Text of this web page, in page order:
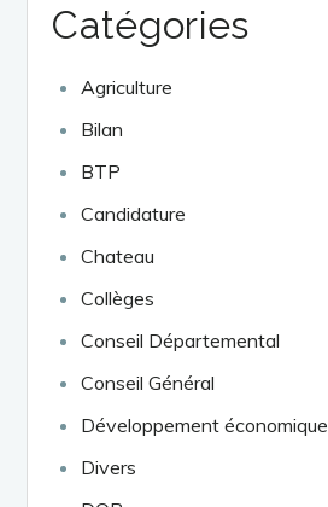
Catégories
Agriculture
Bilan
BTP
Candidature
Chateau
Collèges
Conseil Départemental
Conseil Général
Développement économique
Divers